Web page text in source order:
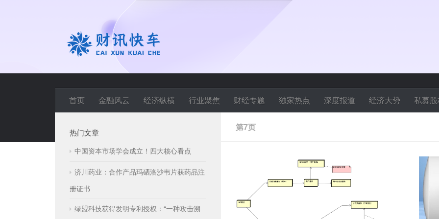
首页 金融风云 经济纵横 行业聚焦 财经专题 独家热点 深度报道 经济大势 私募
第7页
热门文章
中国资本市场学会成立！四大核心看点
济川药业：合作产品玛硒洛沙韦片获药品注
册证书
绿盟科技获得发明专利授权：“一种攻击溯